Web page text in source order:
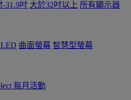
-31.9吋 大於32吋以上 所有顯示器
曲面螢幕 智慧型螢幕
每月活動